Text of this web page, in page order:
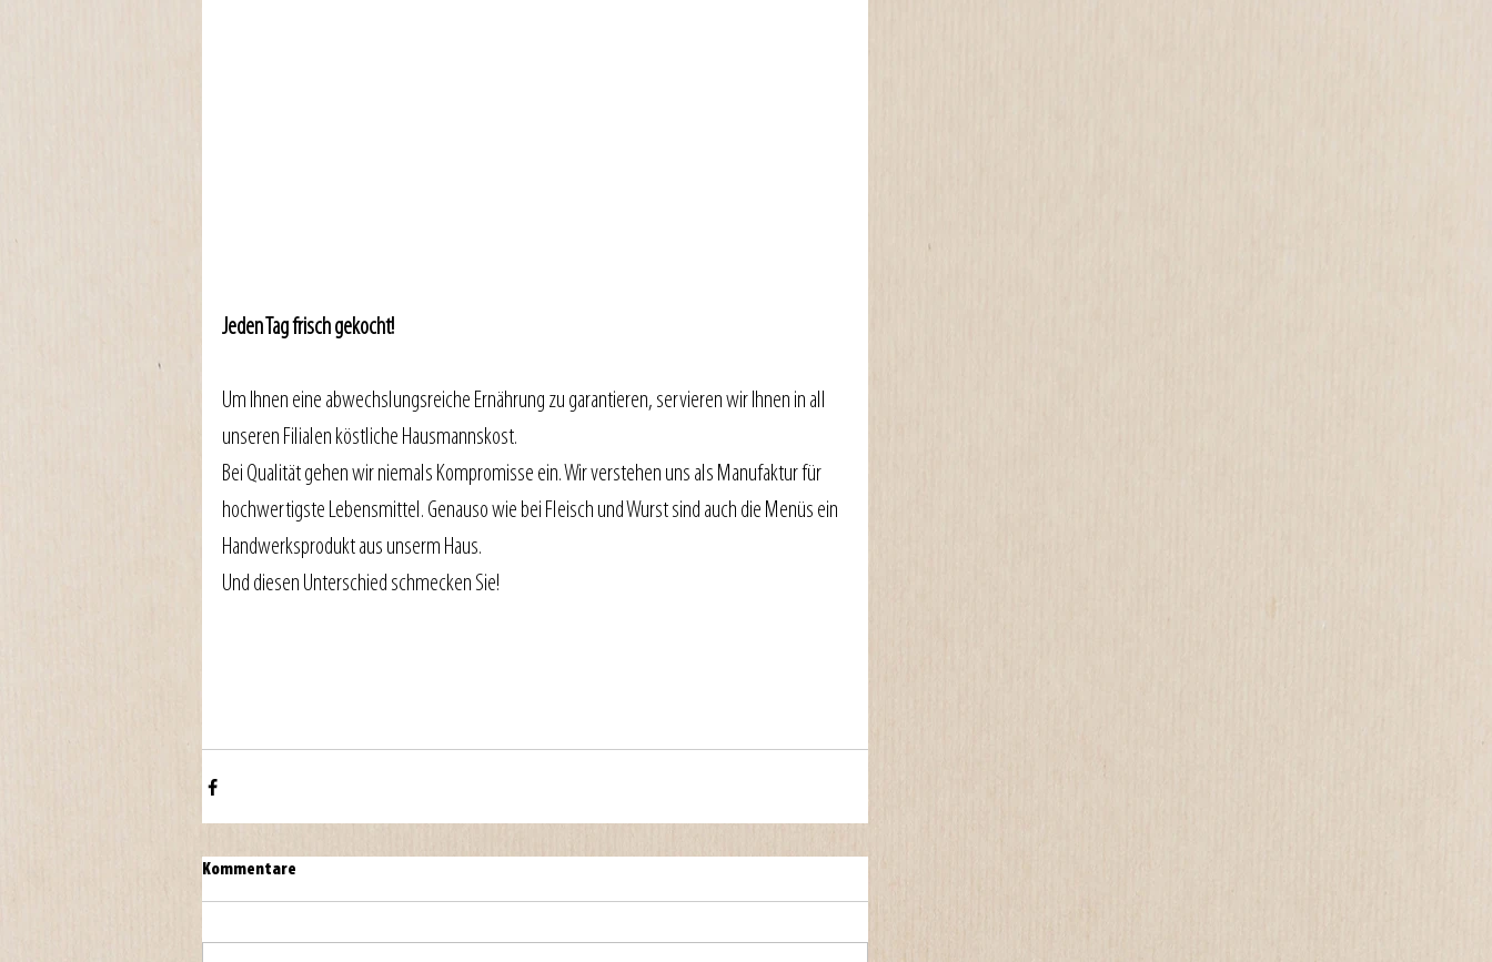
Jeden Tag frisch gekocht!
Um Ihnen eine abwechslungsreiche Ernährung zu garantieren, servieren wir Ihnen in all
unseren Filialen köstliche Hausmannskost.
Bei Qualität gehen wir niemals Kompromisse ein. Wir verstehen uns als Manufaktur für
hochwertigste Lebensmittel. Genauso wie bei Fleisch und Wurst sind auch die Menüs ein
Handwerksprodukt aus unserm Haus.
Und diesen Unterschied schmecken Sie!
Kommentare